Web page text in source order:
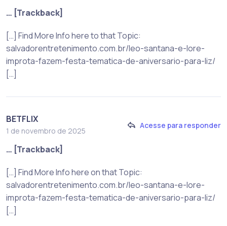
… [Trackback]
[…] Find More Info here to that Topic:
salvadorentretenimento.com.br/leo-santana-e-lore-
improta-fazem-festa-tematica-de-aniversario-para-liz/
[…]
BETFLIX
1 de novembro de 2025
Acesse para responder
… [Trackback]
[…] Find More Info here on that Topic:
salvadorentretenimento.com.br/leo-santana-e-lore-
improta-fazem-festa-tematica-de-aniversario-para-liz/
[…]